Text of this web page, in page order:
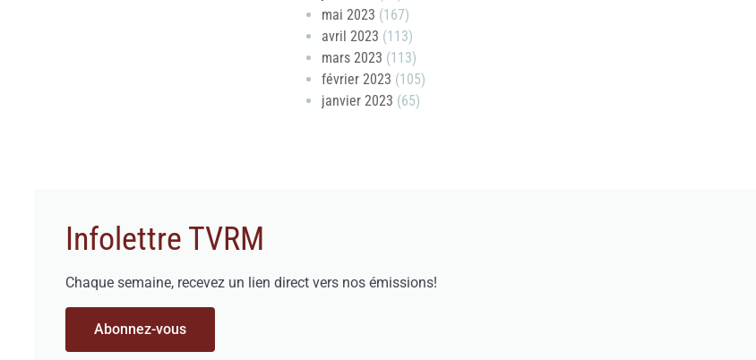
mai 2023 (167)
avril 2023 (113)
mars 2023 (113)
février 2023 (105)
janvier 2023 (65)
Infolettre TVRM
Chaque semaine, recevez un lien direct vers nos émissions!
Abonnez-vous